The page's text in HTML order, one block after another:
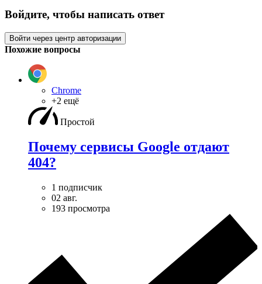
Войдите, чтобы написать ответ
Войти через центр авторизации
Похожие вопросы
Chrome
+2 ещё
Простой
Почему сервисы Google отдают
404?
1 подписчик
02 авг.
193 просмотра